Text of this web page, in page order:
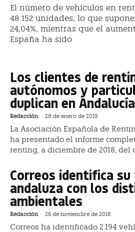
El número de vehículos en
48.152 unidades, lo que
24,04%, mientras que el
España ha sido
Los clientes de
autónomos y
duplican en Andalucía
Redacción - 28 de enero de 2019
La Asociación Española de
ha presentado el informe
renting, a diciembre de 2018, del
Correos identifica
andaluza con los
ambientales
Redacción - 26 de noviembre de 2018
Correos ha identificado 2.194